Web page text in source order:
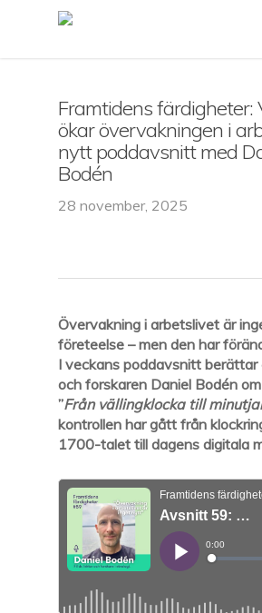
Framtidens färdigheter:
ökar övervakningen i
nytt poddavsnitt med
Bodén
28 november, 2025
Övervakning i arbetslivet är
företeelse – men den har
I veckans poddavsnitt berättar
och forskaren Daniel Bodén
”Från vällingklocka till
kontrollen har gått från
1700-talet till dagens digitala